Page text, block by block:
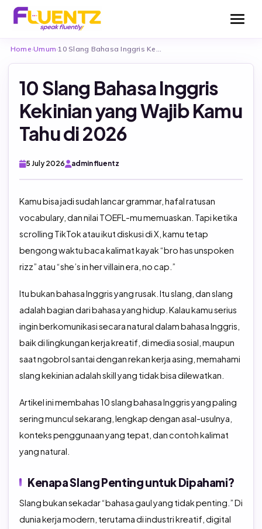
Be Fluentz Together
English for Adults
English For Business
TOEIC Preparation
TOEFL (Fluentz English Test – FET)
TOEFL ITP Official
IELTS
Home›Umum› 10 Slang Bahasa Inggris Kekinian yang Wajib…
10 Slang Bahasa Inggris
Kekinian yang Wajib Kamu
Tahu di 2026
5 July 2026 admin fluentz
Kamu bisa jadi sudah lancar grammar, hafal ratusan
vocabulary, dan nilai TOEFL-mu memuaskan. Tapi ketika
scrolling TikTok atau ikut diskusi di X, kamu tetap
bengong waktu baca kalimat kayak “bro has unspoken
rizz” atau “she’s in her villain era, no cap.”
Itu bukan bahasa Inggris yang rusak. Itu slang, dan slang
adalah bagian dari bahasa yang hidup. Kalau kamu serius
ingin berkomunikasi secara natural dalam bahasa Inggris,
baik di lingkungan kerja kreatif, di media sosial, maupun
saat ngobrol santai dengan rekan kerja asing, memahami
slang kekinian adalah skill yang tidak bisa dilewatkan.
Artikel ini membahas 10 slang bahasa Inggris yang paling
sering muncul sekarang, lengkap dengan asal-usulnya,
konteks penggunaan yang tepat, dan contoh kalimat
yang natural.
Kenapa Slang Penting untuk Dipahami?
Slang bukan sekadar “bahasa gaul yang tidak penting.” Di
dunia kerja modern, terutama di industri kreatif, digital